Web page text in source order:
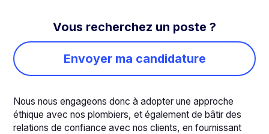
Vous recherchez un poste ?
Envoyer ma candidature
Nous nous engageons donc à adopter une approche
éthique avec nos plombiers, et également de bâtir des
relations de confiance avec nos clients, en fournissant